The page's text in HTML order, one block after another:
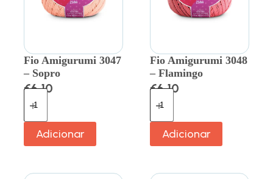
Fio Amigurumi 3047
– Sopro
€6.10
Adicionar
Fio Amigurumi 3048
– Flamingo
€6.10
Adicionar